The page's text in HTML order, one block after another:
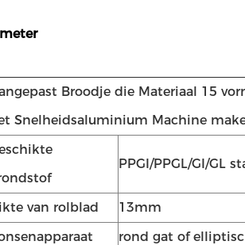
Broodje die Materiaal 15
Snelheidsaluminium Machine
PPGI/PPGL/GI/GL
van rolblad
13mm
rond gat of